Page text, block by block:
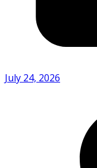
July 24, 2026